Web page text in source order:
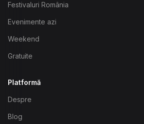
Festivaluri România
Evenimente azi
Weekend
Gratuite
Platformă
Despre
Blog